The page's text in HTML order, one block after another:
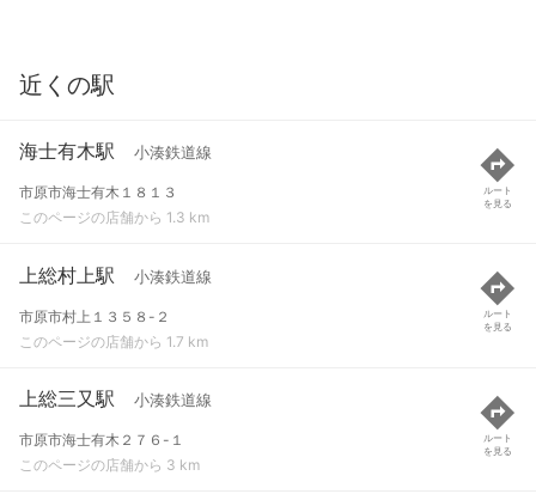
近くの駅
海士有木駅 小湊鉄道線
市原市海士有木１８１３
このページの店舗から 1.3 km
ルート
を見る
上総村上駅 小湊鉄道線
市原市村上１３５８-２
このページの店舗から 1.7 km
ルート
を見る
上総三又駅 小湊鉄道線
市原市海士有木２７６-１
このページの店舗から 3 km
ルート
を見る